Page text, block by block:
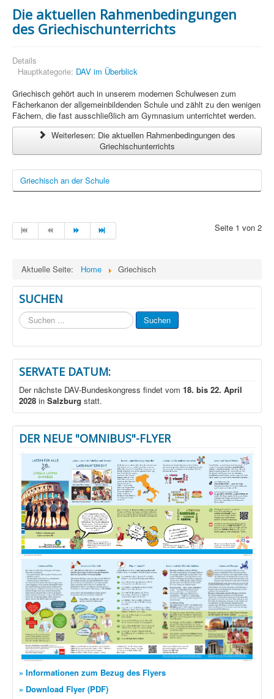
Die aktuellen Rahmenbedingungen
des Griechischunterrichts
Details
Hauptkategorie: DAV im Überblick
Griechisch gehört auch in unserem modernen Schulwesen zum
Fächerkanon der allgemeinbil­denden Schule und zählt zu den wenigen
Fächern, die fast ausschließ­lich am Gymnasium un­terrichtet werden.
Weiterlesen: Die aktuellen Rahmenbedingungen des
Griechischunterrichts
Griechisch an der Schule
Seite 1 von 2
Aktuelle Seite: Home Griechisch
SUCHEN
Suchen
...
Suchen
SERVATE DATUM:
Der nächste DAV-Bundeskongress findet vom 18. bis 22. April
2028 in Salzburg statt.
DER NEUE "OMNIBUS"-FLYER
» Informationen zum Bezug des Flyers
» Download Flyer (PDF)